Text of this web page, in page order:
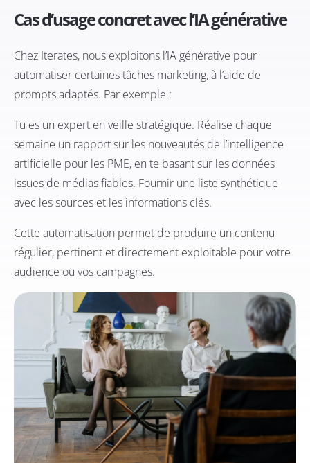
Cas d’usage concret avec l’IA générative
Chez Iterates, nous exploitons l’IA générative pour
automatiser certaines tâches marketing, à l’aide de
prompts adaptés. Par exemple :
Tu es un expert en veille stratégique. Réalise chaque
semaine un rapport sur les nouveautés de l’intelligence
artificielle pour les PME, en te basant sur les données
issues de médias fiables. Fournir une liste synthétique
avec les sources et les informations clés.
Cette automatisation permet de produire un contenu
régulier, pertinent et directement exploitable pour votre
audience ou vos campagnes.